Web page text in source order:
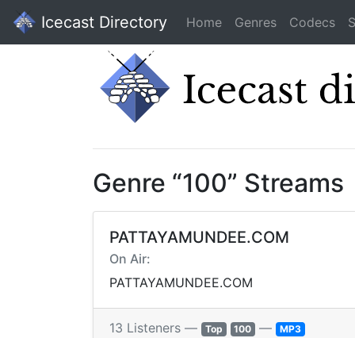
Icecast Directory Home Genres Codecs
Genre “100” Streams
PATTAYAMUNDEE.COM
On Air:
PATTAYAMUNDEE.COM
13 Listeners — Top 100 — MP3